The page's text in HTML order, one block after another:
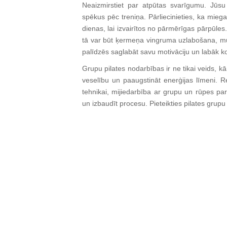
Neaizmirstiet par atpūtas svarīgumu.
spēkus pēc treniņa. Pārliecinieties, ka
dienas, lai izvairītos no pārmērīgas
tā var būt ķermeņa vingruma uzlabošana,
palīdzēs saglabāt savu motivāciju un labāk
Grupu pilates nodarbības ir ne tikai veids,
veselību un paaugstināt enerģijas līmeni.
tehnikai, mijiedarbība ar grupu un rūpes
un izbaudīt procesu. Pieteikties pilates